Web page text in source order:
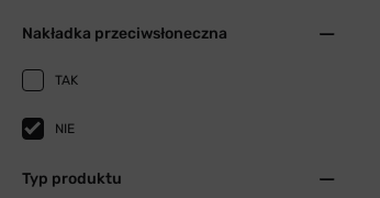
Nakładka przeciwsłoneczna
TAK
NIE
Typ produktu